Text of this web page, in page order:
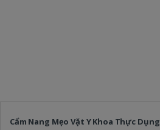
Cẩm Nang Mẹo Vặt Y Khoa Thực Dụng